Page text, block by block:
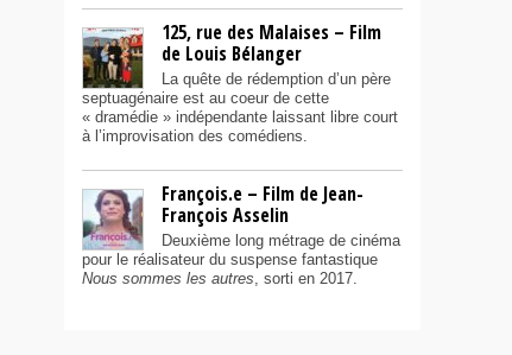
125, rue des Malaises – Film
de Louis Bélanger
La quête de rédemption d’un père
septuagénaire est au coeur de cette
« dramédie » indépendante laissant libre court
à l’improvisation des comédiens.
François.e – Film de Jean-
François Asselin
Deuxième long métrage de cinéma
pour le réalisateur du suspense fantastique
Nous sommes les autres, sorti en 2017.